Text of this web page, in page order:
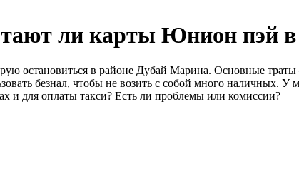
ли карты Юнион пэй в
остановиться в районе Дубай Марина. Основные траты
безнал, чтобы не возить с собой много наличных. У
и для оплаты такси? Есть ли проблемы или комиссии?